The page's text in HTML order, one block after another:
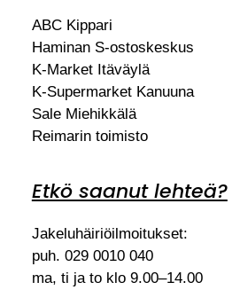
ABC Kippari
Haminan S-ostoskeskus
K-Market Itäväylä
K-Supermarket Kanuuna
Sale Miehikkälä
Reimarin toimisto
Etkö saanut lehteä?
Jakeluhäiriöilmoitukset:
puh. 029 0010 040
ma, ti ja to klo 9.00–14.00